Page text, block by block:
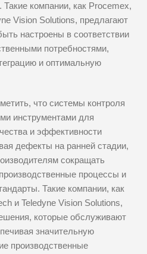
компании, как Procemex,
Vision Solutions, предлагают
настроены в соответствии
потребностями,
и оптимальную
что системы контроля
инструментами для
и эффективности
дефекты на ранней стадии,
сокращать
процессы и
Такие компании, как
и Teledyne Vision Solutions,
которые обслуживают
значительную
производственные